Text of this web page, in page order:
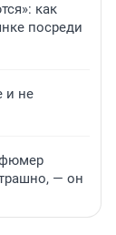
как
посреди
и не
— он